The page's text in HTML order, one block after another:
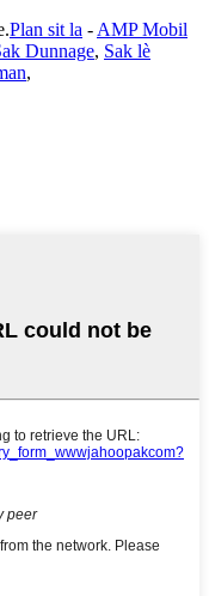
Plan sit la - AMP Mobil
Dunnage, Sak lè
,